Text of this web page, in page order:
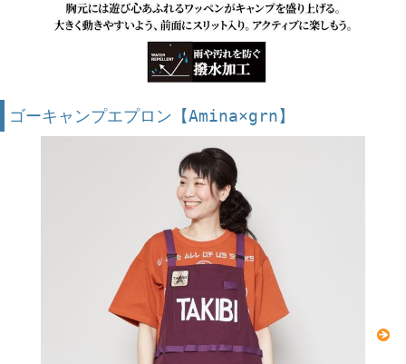
ゴーキャンプエプロン【Amina×grn】